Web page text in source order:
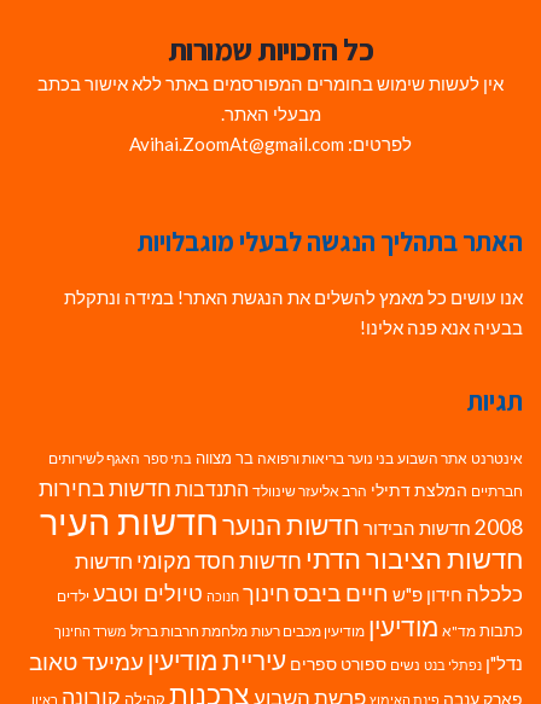
כל הזכויות שמורות
אין לעשות שימוש בחומרים המפורסמים באתר ללא אישור בכתב
מבעלי האתר.
לפרטים: Avihai.ZoomAt@gmail.com
האתר בתהליך הנגשה לבעלי מוגבלויות
אנו עושים כל מאמץ להשלים את הנגשת האתר! במידה ונתקלת
בבעיה אנא פנה אלינו!
תגיות
אינטרנט אתר השבוע בני נוער בריאות ורפואה בר מצווה בתי ספר האגף לשירותים
חברתיים המלצת דתילי הרב אליעזר שינוולד התנדבות חדשות בחירות
2008 חדשות הבידור חדשות הנוערחדשות העיר
חדשות הציבור הדתי חדשות חסד מקומי חדשות
כלכלה חידון פ"ש חיים ביבסחינוך חנוכה טיולים וטבע ילדים
כתבות מד"א מודיעין מודיעין מכבים רעות מלחמת חרבות ברזל משרד החינוך
נדל"ן נפתלי בנט נשים ספורט ספרים עיריית מודיעין עמיעד טאוב
פארק ענבה פינת האימוץ פרשת השבועצרכנות קהילה קורונה ראיון